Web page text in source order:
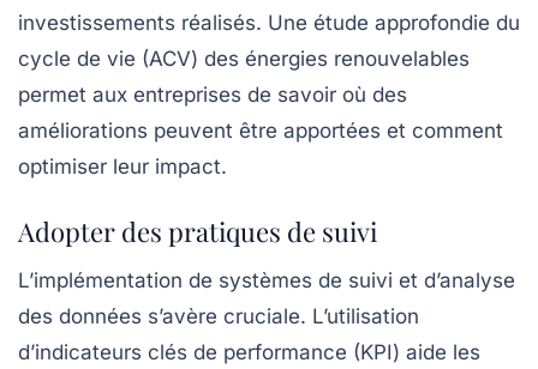
investissements réalisés. Une étude approfondie du
cycle de vie (ACV) des énergies renouvelables
permet aux entreprises de savoir où des
améliorations peuvent être apportées et comment
optimiser leur impact.
Adopter des pratiques de suivi
L’implémentation de systèmes de suivi et d’analyse
des données s’avère cruciale. L’utilisation
d’indicateurs clés de performance (KPI) aide les